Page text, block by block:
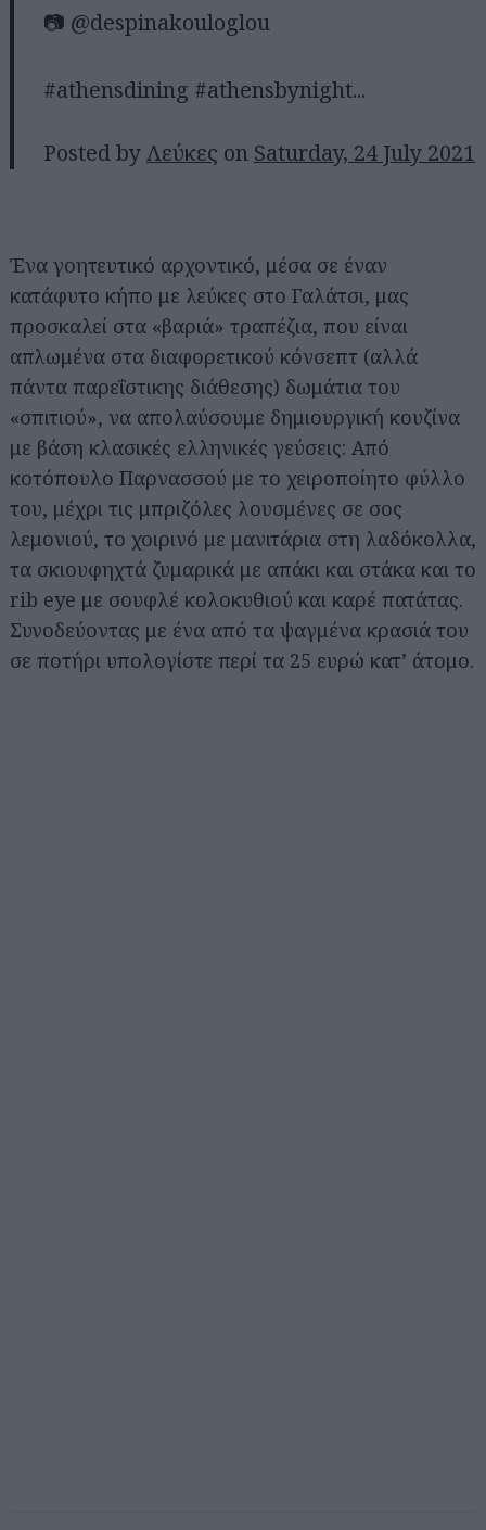
📷 @despinakouloglou
#athensdining #athensbynight...
Posted byΛεύκες on Saturday, 24 July 2021
Ένα γοητευτικό αρχοντικό, μέσα σε έναν
κατάφυτο κήπο με λεύκες στο Γαλάτσι, μας
προσκαλεί στα «βαριά» τραπέζια, που είναι
απλωμένα στα διαφορετικού κόνσεπτ (αλλά
πάντα παρεΐστικης διάθεσης) δωμάτια του
«σπιτιού», να απολαύσουμε δημιουργική κουζίνα
με βάση κλασικές ελληνικές γεύσεις: Από
κοτόπουλο Παρνασσού με το χειροποίητο φύλλο
του, μέχρι τις μπριζόλες λουσμένες σε σος
λεμονιού, το χοιρινό με μανιτάρια στη λαδόκολλα,
τα σκιουφηχτά ζυμαρικά με απάκι και στάκα και το
rib eye με σουφλέ κολοκυθιού και καρέ πατάτας.
Συνοδεύοντας με ένα από τα ψαγμένα κρασιά του
σε ποτήρι υπολογίστε περί τα 25 ευρώ κατ’ άτομο.